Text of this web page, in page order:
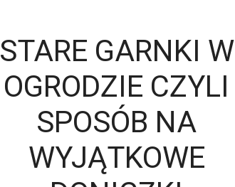
STARE GARNKI W
OGRODZIE CZYLI
SPOSÓB NA
WYJĄTKOWE